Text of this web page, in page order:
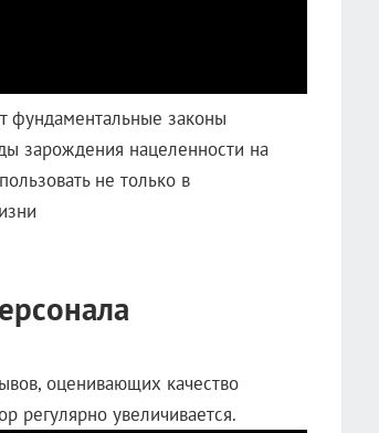
фундаментальные законы
зарождения нацеленности на
не только в
оценивающих качество
регулярно увеличивается.